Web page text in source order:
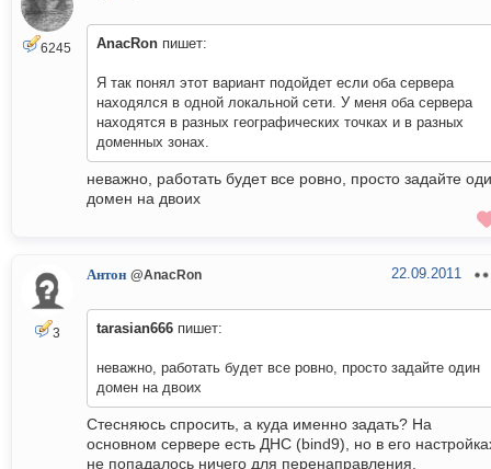
6245 AnacRon пишет:
Я так понял этот вариант подойдет если оба сервера
находялся в одной локальной сети. У меня оба сервера
находятся в разных географических точках и в разных
доменных зонах.
неважно, работать будет все ровно, просто задайте
домен на двоих
3
Антон @AnacRon 22.09.2011
tarasian666 пишет:
неважно, работать будет все ровно, просто задайте один
домен на двоих
Стесняюсь спросить, а куда именно задать? На
основном сервере есть ДНС (bind9), но в его
не попадалось ничего для перенаправления.